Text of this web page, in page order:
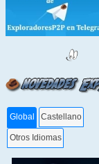
Global Castellano
Otros Idiomas